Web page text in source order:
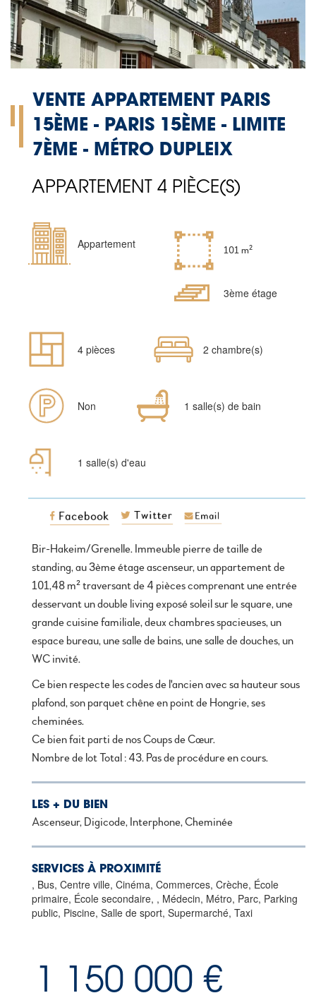
VENTE APPARTEMENT PARIS
15ÈME - PARIS 15ÈME - LIMITE
7ÈME - MÉTRO DUPLEIX
APPARTEMENT 4 PIÈCE(S)
Type
Appartement Superficie
101 m²
Etages
3ème étage
Nombre
4 pièces Chambres
2 chambre(s)
Parking
Non
Salles
1 salle(s) de bain
1 salle(s) d'eau
Bir-Hakeim/Grenelle. Immeuble pierre de taille de
standing, au 3ème étage ascenseur, un appartement de
101,48 m² traversant de 4 pièces comprenant une entrée
desservant un double living exposé soleil sur le square, une
grande cuisine familiale, deux chambres spacieuses, un
espace bureau, une salle de bains, une salle de douches, un
WC invité.
Ce bien respecte les codes de l'ancien avec sa hauteur sous
plafond, son parquet chêne en point de Hongrie, ses
cheminées.
Ce bien fait parti de nos Coups de Cœur.
Nombre de lot Total : 43. Pas de procédure en cours.
LES + DU BIEN
Ascenseur, Digicode, Interphone, Cheminée
SERVICES À PROXIMITÉ
, Bus, Centre ville, Cinéma, Commerces, Crèche, École
primaire, École secondaire, , Médecin, Métro, Parc, Parking
public, Piscine, Salle de sport, Supermarché, Taxi
1 150 000 €